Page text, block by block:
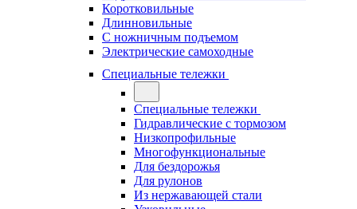
Коротковильные
Длинновильные
С ножничным подъемом
Электрические самоходные
Специальные тележки
Специальные тележки
Гидравлические с тормозом
Низкопрофильные
Многофункциональные
Для бездорожья
Для рулонов
Из нержавающей стали